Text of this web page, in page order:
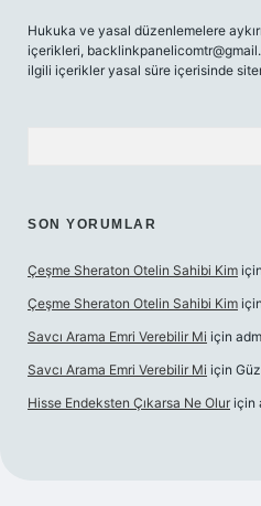
Hukuka ve yasal düzenlemelere
içerikleri,
ilgili içerikler yasal süre içerisinde
SON YORUMLAR
Çeşme Sheraton Otelin Sahibi Kim için
Çeşme Sheraton Otelin Sahibi Kim için
Savcı Arama Emri Verebilir Mi için
Savcı Arama Emri Verebilir Mi için
Hisse Endeksten Çıkarsa Ne Olur için